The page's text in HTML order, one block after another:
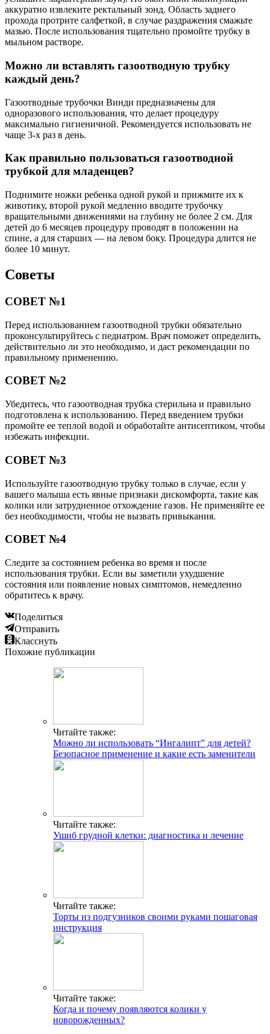
аккуратно извлеките ректальный зонд. Область заднего
прохода протрите салфеткой, в случае раздражения смажьте
мазью. После использования тщательно промойте трубку в
мыльном растворе.
Можно ли вставлять газоотводную трубку
каждый день?
Газоотводные трубочки Винди предназначены для
одноразового использования, что делает процедуру
максимально гигиеничной. Рекомендуется использовать не
чаще 3-х раз в день.
Как правильно пользоваться газоотводной
трубкой для младенцев?
Поднимите ножки ребенка одной рукой и прижмите их к
животику, второй рукой медленно вводите трубочку
вращательными движениями на глубину не более 2 см. Для
детей до 6 месяцев процедуру проводят в положении на
спине, а для старших — на левом боку. Процедура длится не
более 10 минут.
Советы
СОВЕТ №1
Перед использованием газоотводной трубки обязательно
проконсультируйтесь с педиатром. Врач поможет определить,
действительно ли это необходимо, и даст рекомендации по
правильному применению.
СОВЕТ №2
Убедитесь, что газоотводная трубка стерильна и правильно
подготовлена к использованию. Перед введением трубки
промойте ее теплой водой и обработайте антисептиком, чтобы
избежать инфекции.
СОВЕТ №3
Используйте газоотводную трубку только в случае, если у
вашего малыша есть явные признаки дискомфорта, такие как
колики или затрудненное отхождение газов. Не применяйте ее
без необходимости, чтобы не вызвать привыкания.
СОВЕТ №4
Следите за состоянием ребенка во время и после
использования трубки. Если вы заметили ухудшение
состояния или появление новых симптомов, немедленно
обратитесь к врачу.
Поделиться
Отправить
Класснуть
Похожие публикации
Читайте также:
Можно ли использовать “Ингалипт” для детей?
Безопасное применение и какие есть заменители
Читайте также:
Ушиб грудной клетки: диагностика и лечение
Читайте также:
Торты из подгузников своими руками пошаговая
инструкция
Читайте также:
Когда и почему появляются колики у
новорожденных?